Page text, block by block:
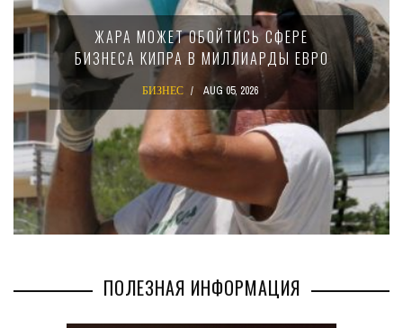
ЖАРА МОЖЕТ ОБОЙТИСЬ СФЕРЕ
БИЗНЕСА КИПРА В МИЛЛИАРДЫ ЕВРО
БИЗНЕС AUG 05, 2026
ПОЛЕЗНАЯ ИНФОРМАЦИЯ